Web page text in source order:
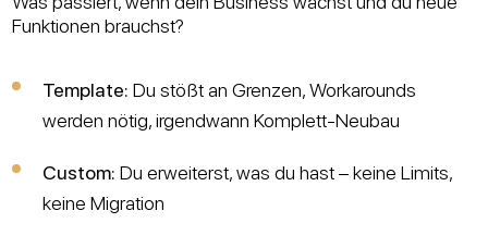
Funktionen brauchst?
Template: Du stößt an Grenzen, Workarounds
werden nötig, irgendwann Komplett-Neubau
Custom: Du erweiterst, was du hast – keine Limits,
keine Migration